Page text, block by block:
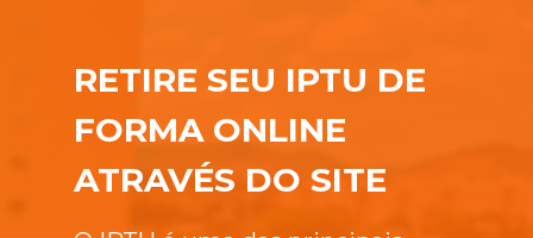
RETIRE SEU IPTU DE
FORMA ONLINE
ATRAVÉS DO SITE